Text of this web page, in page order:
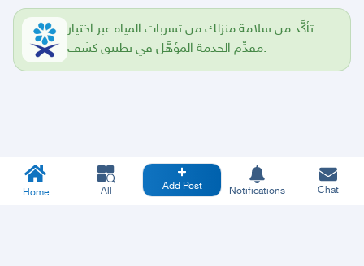
تأكَّد من سلامة منزلك من تسربات المياه عبر اختيار
مقدِّم الخدمة المؤهَّل في تطبيق كشف.
Home All Add Post Notifications Chat